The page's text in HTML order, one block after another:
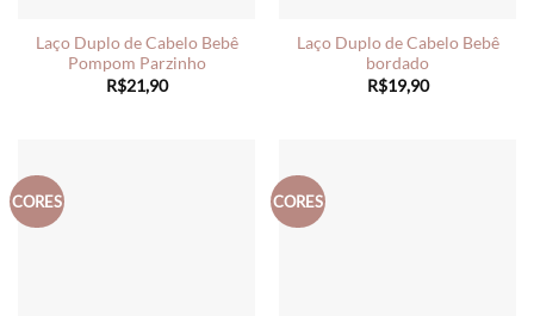
Laço Duplo de Cabelo Bebê
Pompom Parzinho
R$21,90
Laço Duplo de Cabelo Bebê
bordado
R$19,90
CORES CORES